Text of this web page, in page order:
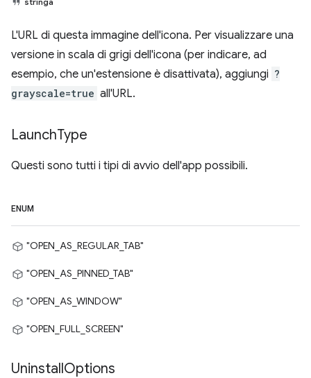
L'URL di questa immagine dell'icona. Per visualizzare una
versione in scala di grigi dell'icona (per indicare, ad
esempio, che un'estensione è disattivata), aggiungi ?
grayscale=true all'URL.
LaunchType
Questi sono tutti i tipi di avvio dell'app possibili.
ENUM
"OPEN_AS_REGULAR_TAB"
"OPEN_AS_PINNED_TAB"
"OPEN_AS_WINDOW"
"OPEN_FULL_SCREEN"
UninstallOptions